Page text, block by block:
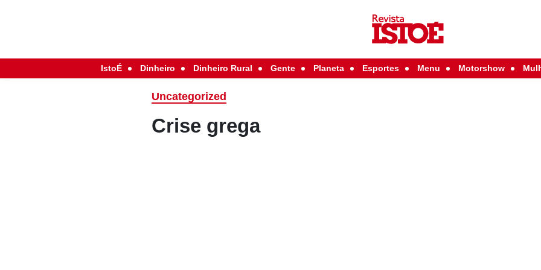
IstoÉ Dinheiro Dinheiro Rural Gente Planeta Esportes Menu Motorshow
Uncategorized
Crise grega